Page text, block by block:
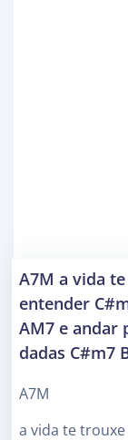
A7M a vida
entender C#m7 Em7 foi tão sutil te
AM7 e andar pelas calçadas Bm7 de almas
A7M
a vida te trouxe